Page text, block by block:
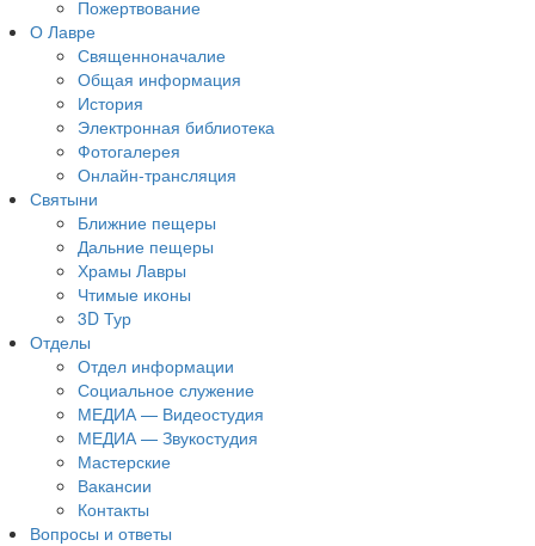
Пожертвование
О Лавре
Священноначалие
Общая информация
История
Электронная библиотека
Фотогалерея
Онлайн-трансляция
Святыни
Ближние пещеры
Дальние пещеры
Храмы Лавры
Чтимые иконы
3D Тур
Отделы
Отдел информации
Социальное служение
МЕДИА — Видеостудия
МЕДИА — Звукостудия
Мастерские
Вакансии
Контакты
Вопросы и ответы